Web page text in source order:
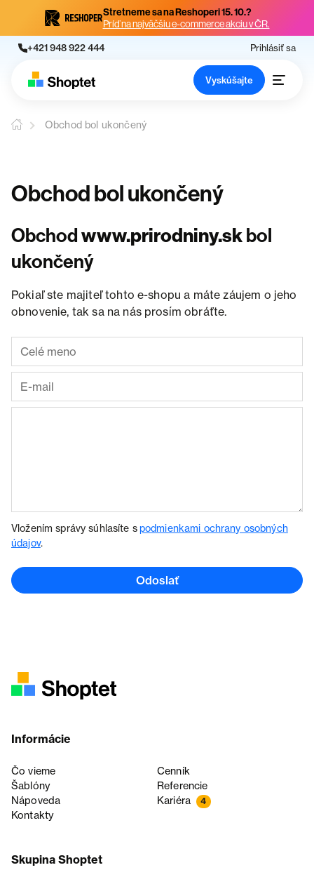
Stretneme sa na Reshoperi 15. 10.?
Príď na najväčšiu e-commerce akciu v ČR.
+421 948 922 444 Prihlásiť sa
Vyskúšajte
Obchod bol ukončený
Obchod bol ukončený
Obchodwww.prirodniny.skbol
ukončený
Pokiaľ ste majiteľ tohto e-shopu a máte záujem o jeho
obnovenie, tak sa na nás prosím obráťte.
Vložením správy súhlasíte spodmienkami ochrany osobných
údajov.
Odoslať
Informácie
Čo vieme
Cenník
Šablóny
Referencie
Nápoveda
Kariéra 4
Kontakty
Skupina Shoptet